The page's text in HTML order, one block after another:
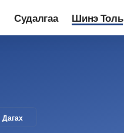
Судалгаа Шинэ Толь